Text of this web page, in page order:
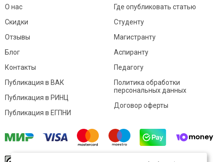
О нас
Скидки
Отзывы
Блог
Контакты
Где опубликовать статью
Студенту
Магистранту
Аспиранту
Педагогу
Публикация в ВАК
Публикация в РИНЦ
Публикация в ЕГПНИ
Политика обработки
персональных данных
Договор оферты